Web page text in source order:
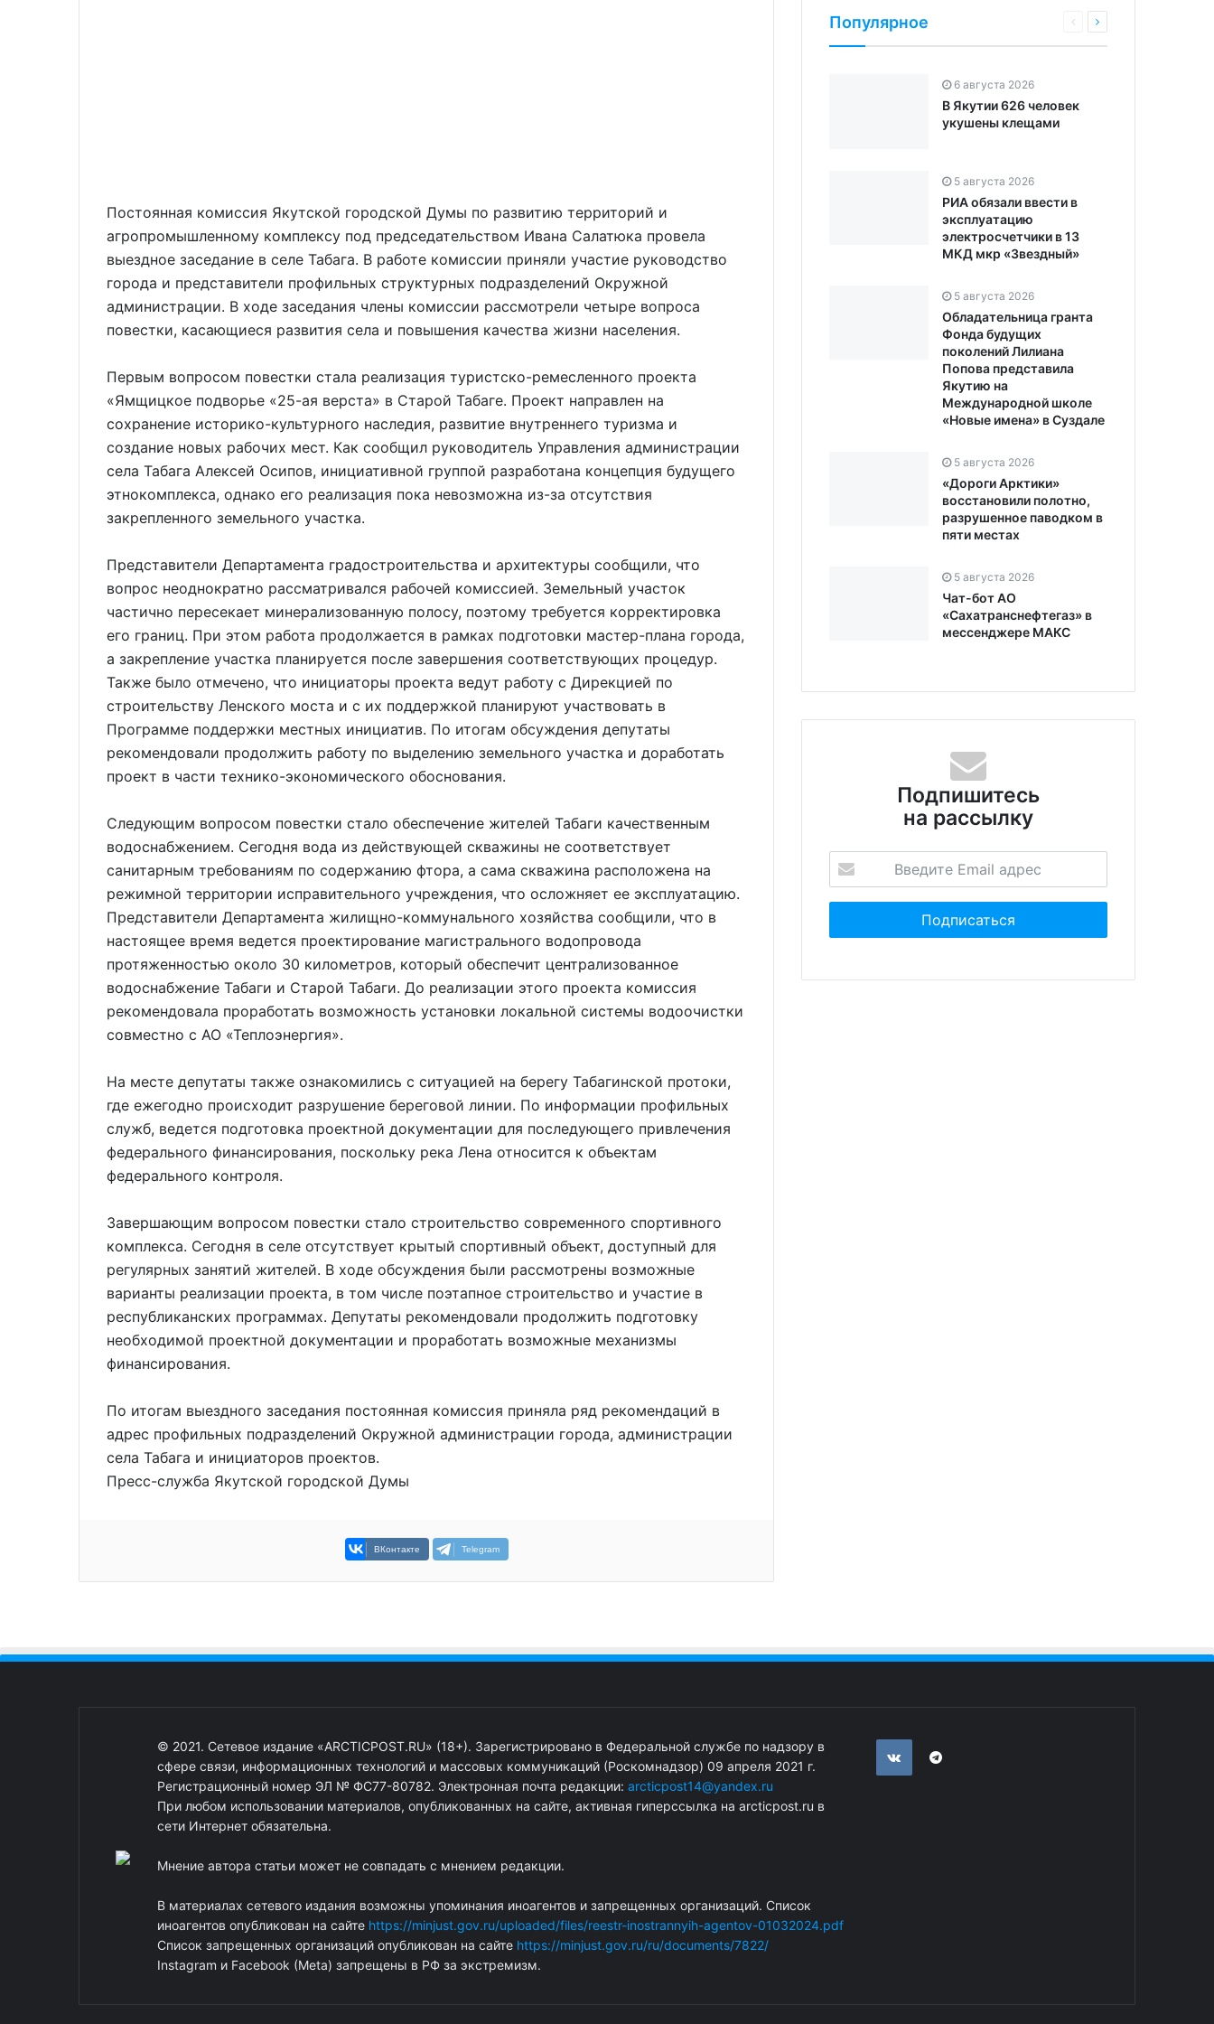
Постоянная комиссия Якутской городской Думы по развитию территорий и
агропромышленному комплексу под председательством Ивана Салатюка провела
выездное заседание в селе Табага. В работе комиссии приняли участие руководство
города и представители профильных структурных подразделений Окружной
администрации. В ходе заседания члены комиссии рассмотрели четыре вопроса
повестки, касающиеся развития села и повышения качества жизни населения.
Первым вопросом повестки стала реализация туристско-ремесленного проекта
«Ямщицкое подворье «25-ая верста» в Старой Табаге. Проект направлен на
сохранение историко-культурного наследия, развитие внутреннего туризма и
создание новых рабочих мест. Как сообщил руководитель Управления администрации
села Табага Алексей Осипов, инициативной группой разработана концепция будущего
этнокомплекса, однако его реализация пока невозможна из-за отсутствия
закрепленного земельного участка.
Представители Департамента градостроительства и архитектуры сообщили, что
вопрос неоднократно рассматривался рабочей комиссией. Земельный участок
частично пересекает минерализованную полосу, поэтому требуется корректировка
его границ. При этом работа продолжается в рамках подготовки мастер-плана города,
а закрепление участка планируется после завершения соответствующих процедур.
Также было отмечено, что инициаторы проекта ведут работу с Дирекцией по
строительству Ленского моста и с их поддержкой планируют участвовать в
Программе поддержки местных инициатив. По итогам обсуждения депутаты
рекомендовали продолжить работу по выделению земельного участка и доработать
проект в части технико-экономического обоснования.
Следующим вопросом повестки стало обеспечение жителей Табаги качественным
водоснабжением. Сегодня вода из действующей скважины не соответствует
санитарным требованиям по содержанию фтора, а сама скважина расположена на
режимной территории исправительного учреждения, что осложняет ее эксплуатацию.
Представители Департамента жилищно-коммунального хозяйства сообщили, что в
настоящее время ведется проектирование магистрального водопровода
протяженностью около 30 километров, который обеспечит централизованное
водоснабжение Табаги и Старой Табаги. До реализации этого проекта комиссия
рекомендовала проработать возможность установки локальной системы водоочистки
совместно с АО «Теплоэнергия».
На месте депутаты также ознакомились с ситуацией на берегу Табагинской протоки,
где ежегодно происходит разрушение береговой линии. По информации профильных
служб, ведется подготовка проектной документации для последующего привлечения
федерального финансирования, поскольку река Лена относится к объектам
федерального контроля.
Завершающим вопросом повестки стало строительство современного спортивного
комплекса. Сегодня в селе отсутствует крытый спортивный объект, доступный для
регулярных занятий жителей. В ходе обсуждения были рассмотрены возможные
варианты реализации проекта, в том числе поэтапное строительство и участие в
республиканских программах. Депутаты рекомендовали продолжить подготовку
необходимой проектной документации и проработать возможные механизмы
финансирования.
По итогам выездного заседания постоянная комиссия приняла ряд рекомендаций в
адрес профильных подразделений Окружной администрации города, администрации
села Табага и инициаторов проектов.
Пресс-служба Якутской городской Думы
ВКонтакте Telegram
Популярное
6 августа 2026
В Якутии 626 человек
укушены клещами
5 августа 2026
РИА обязали ввести в
эксплуатацию
электросчетчики в 13
МКД мкр «Звездный»
5 августа 2026
Обладательница гранта
Фонда будущих
поколений Лилиана
Попова представила
Якутию на
Международной школе
«Новые имена» в Суздале
5 августа 2026
«Дороги Арктики»
восстановили полотно,
разрушенное паводком в
пяти местах
5 августа 2026
Чат-бот АО
«Сахатранснефтегаз» в
мессенджере МАКС
Подпишитесь
на рассылку
© 2021. Сетевое издание «ARCTICPOST.RU» (18+). Зарегистрировано в Федеральной службе по надзору в
сфере связи, информационных технологий и массовых коммуникаций (Роскомнадзор) 09 апреля 2021 г.
Регистрационный номер ЭЛ № ФС77-80782. Электронная почта редакции: arcticpost14@yandex.ru
При любом использовании материалов, опубликованных на сайте, активная гиперссылка на arcticpost.ru в
сети Интернет обязательна.
Мнение автора статьи может не совпадать с мнением редакции.
В материалах сетевого издания возможны упоминания иноагентов и запрещенных организаций. Список
иноагентов опубликован на сайте https://minjust.gov.ru/uploaded/files/reestr-inostrannyih-agentov-01032024.pdf
Список запрещенных организаций опубликован на сайте https://minjust.gov.ru/ru/documents/7822/
Instagram и Facebook (Metа) запрещены в РФ за экстремизм.